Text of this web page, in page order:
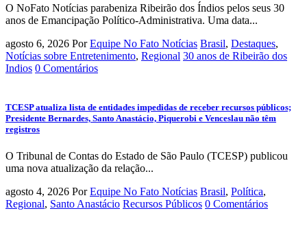
O NoFato Notícias parabeniza Ribeirão dos Índios pelos seus 30
anos de Emancipação Político-Administrativa. Uma data...
agosto 6, 2026 Por Equipe No Fato Notícias Brasil, Destaques,
Notícias sobre Entretenimento, Regional 30 anos de Ribeirão dos
Indios 0 Comentários
TCESP atualiza lista de entidades impedidas de receber recursos públicos;
Presidente Bernardes, Santo Anastácio, Piquerobi e Venceslau não têm
registros
O Tribunal de Contas do Estado de São Paulo (TCESP) publicou
uma nova atualização da relação...
agosto 4, 2026 Por Equipe No Fato Notícias Brasil, Política,
Regional, Santo Anastácio Recursos Públicos 0 Comentários